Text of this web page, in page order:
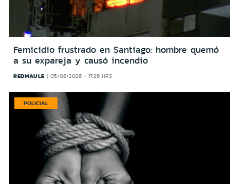
Femicidio frustrado en Santiago: hombre quemó
a su expareja y causó incendio
REDMAULE 05/08/2026 - 17:26 HRS
POLICIAL